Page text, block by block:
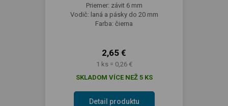
Priemer: závit 6 mm
Vodič: laná a pásky do 20 mm
Farba: čierna
2,65 €
1 ks = 0,26 €
SKLADOM VÍCE NEŽ 5 KS
Detail produktu